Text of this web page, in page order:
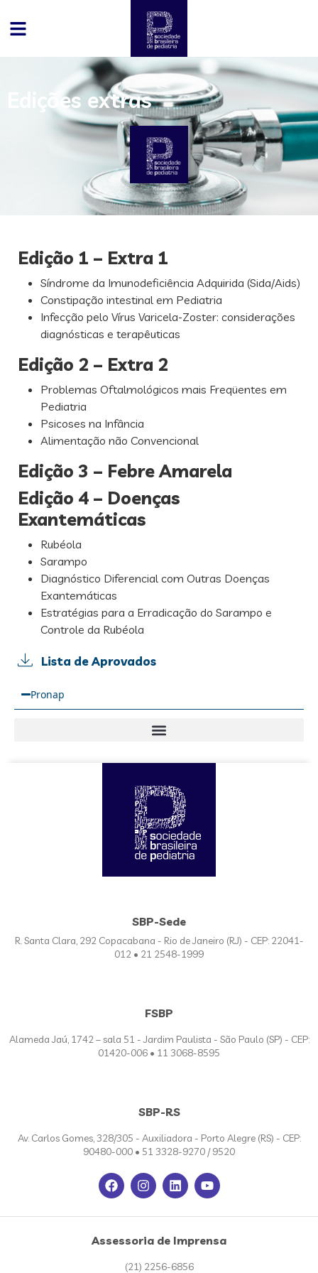
Edições extras
Edição 1 – Extra 1
Síndrome da Imunodeficiência Adquirida (Sida/Aids)
Constipação intestinal em Pediatria
Infecção pelo Vírus Varicela-Zoster: considerações
diagnósticas e terapêuticas
Edição 2 – Extra 2
Problemas Oftalmológicos mais Freqüentes em
Pediatria
Psicoses na Infância
Alimentação não Convencional
Edição 3 – Febre Amarela
Edição 4 – Doenças
Exantemáticas
Rubéola
Sarampo
Diagnóstico Diferencial com Outras Doenças
Exantemáticas
Estratégias para a Erradicação do Sarampo e
Controle da Rubéola
Lista de Aprovados
Pronap
SBP-Sede
R. Santa Clara, 292 Copacabana - Rio de Janeiro (RJ) - CEP: 22041-
012 • 21 2548-1999
FSBP
Alameda Jaú, 1742 – sala 51 - Jardim Paulista - São Paulo (SP) - CEP:
01420-006 • 11 3068-8595
SBP-RS
Av. Carlos Gomes, 328/305 - Auxiliadora - Porto Alegre (RS) - CEP:
90480-000 • 51 3328-9270 / 9520
Assessoria de Imprensa
(21) 2256-6856